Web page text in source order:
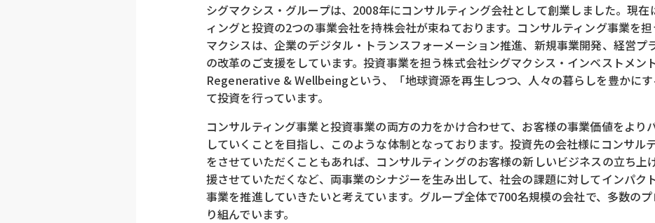
シグマクシス・グループは、2008年にコンサルティング会社として創業しました。現在
ィングと投資の2つの事業会社を持株会社が束ねております。コンサルティング事業を
マクシスは、企業のデジタル・トランスフォーメーション推進、新規事業開発、経営プ
の改革のご支援をしています。投資事業を担う株式会社シグマクシス・インベストメント
Regenerative & Wellbeingという、「地球資源を再生しつつ、人々の暮らしを豊かに
て投資を行っています。
コンサルティング事業と投資事業の両方の力をかけ合わせて、お客様の事業価値をより
していくことを目指し、このような体制となっております。投資先の会社様にコンサル
をさせていただくこともあれば、コンサルティングのお客様の新しいビジネスの立ち上
援させていただくなど、両事業のシナジーを生み出して、社会の課題に対してインパク
事業を推進していきたいと考えています。グループ全体で700名規模の会社で、多数の
り組んでいます。